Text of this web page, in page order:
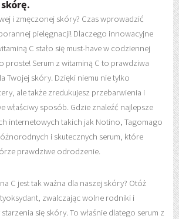
i zmęczonej skóry? Czas wprowadzić
pielęgnacji! Dlaczego innowacyjne
C stało się must-have w codziennej
proste! Serum z witaminą C to prawdziwa
Twojej skóry. Dzięki niemu nie tylko
ale także zredukujesz przebarwienia i
właściwy sposób. Gdzie znaleźć najlepsze
internetowych takich jak Notino, Tagomago
i skutecznych serum, które
prawdziwe odrodzenie.
C jest tak ważna dla naszej skóry? Otóż
zwalczając wolne rodniki i
się skóry. To właśnie dlatego serum z